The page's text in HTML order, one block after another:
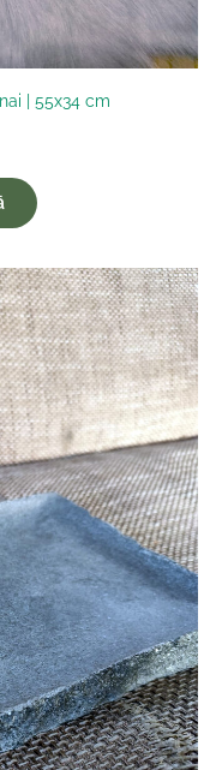
| 55x34 cm